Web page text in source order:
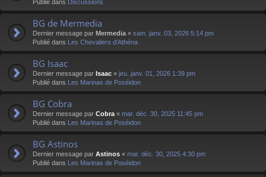
Publié dans Discussions
BG de Mermedia
Dernier message par Mermedia « sam. janv. 03, 2026 5:14 pm
Publié dans Les Chevaliers d'Athéna
BG Isaac
Dernier message par Isaac « jeu. janv. 01, 2026 1:39 pm
Publié dans Les Marinas de Poséidon
BG Cobra
Dernier message par Cobra « mar. déc. 30, 2025 11:45 pm
Publié dans Les Marinas de Poséidon
BG Astinos
Dernier message par Astinos « mar. déc. 30, 2025 4:30 pm
Publié dans Les Marinas de Poséidon